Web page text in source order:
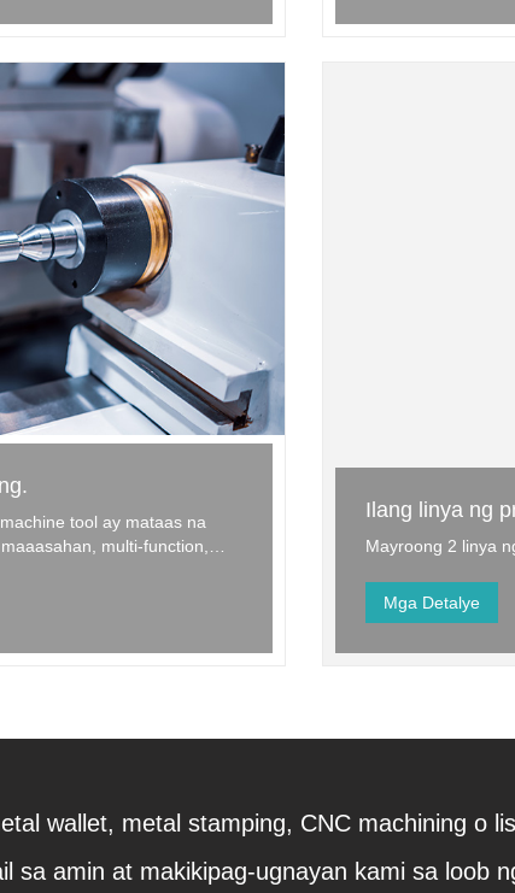
tool ay mataas na
multi-function,
Ilang linya ng
Mayroong 2 linya
Mga Detalye
wallet, metal stamping, CNC machining o
sa amin at makikipag-ugnayan kami sa loob